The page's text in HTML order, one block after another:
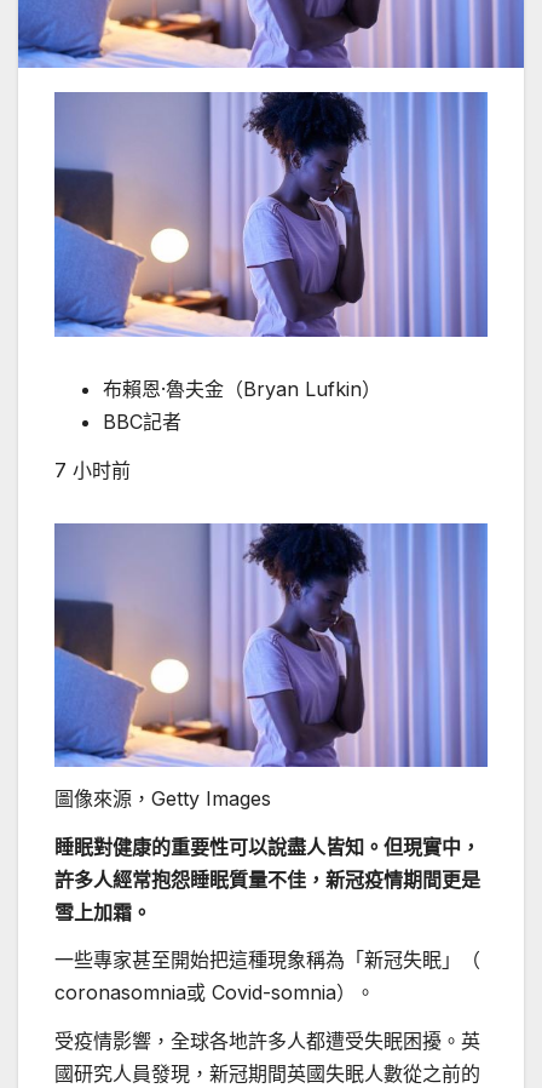
布賴恩·魯夫金（Bryan Lufkin）
BBC記者
7 小时前
圖像來源， Getty Images
睡眠對健康的重要性可以說盡人皆知。但現實中，
許多人經常抱怨睡眠質量不佳，新冠疫情期間更是
雪上加霜。
一些專家甚至開始把這種現象稱為「新冠失眠」（
coronasomnia或 Covid-somnia）。
受疫情影響，全球各地許多人都遭受失眠困擾。英
國研究人員發現，新冠期間英國失眠人數從之前的